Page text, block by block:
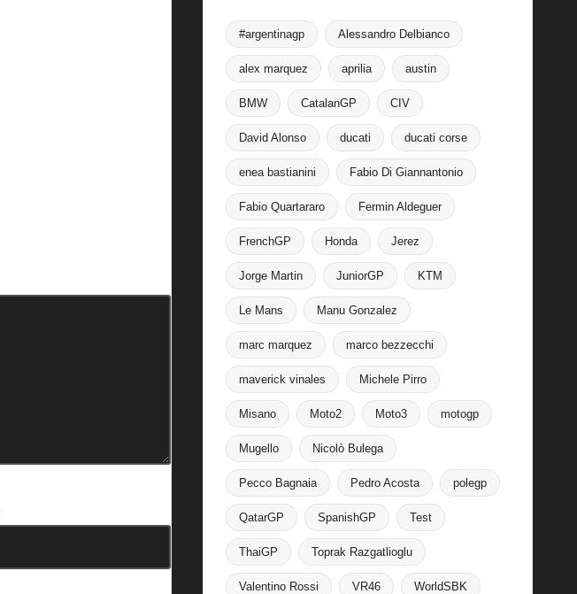
#argentinagp Alessandro Delbianco
alex marquez aprilia austin
BMW CatalanGP CIV
David Alonso ducati ducati corse
enea bastianini Fabio Di Giannantonio
Fabio Quartararo Fermin Aldeguer
FrenchGP Honda Jerez
Jorge Martin JuniorGP KTM
Le Mans Manu Gonzalez
marc marquez marco bezzecchi
maverick vinales Michele Pirro
Misano Moto2 Moto3 motogp
Mugello Nicolò Bulega
Pecco Bagnaia Pedro Acosta polegp
QatarGP SpanishGP Test
ThaiGP Toprak Razgatlioglu
Valentino Rossi VR46 WorldSBK